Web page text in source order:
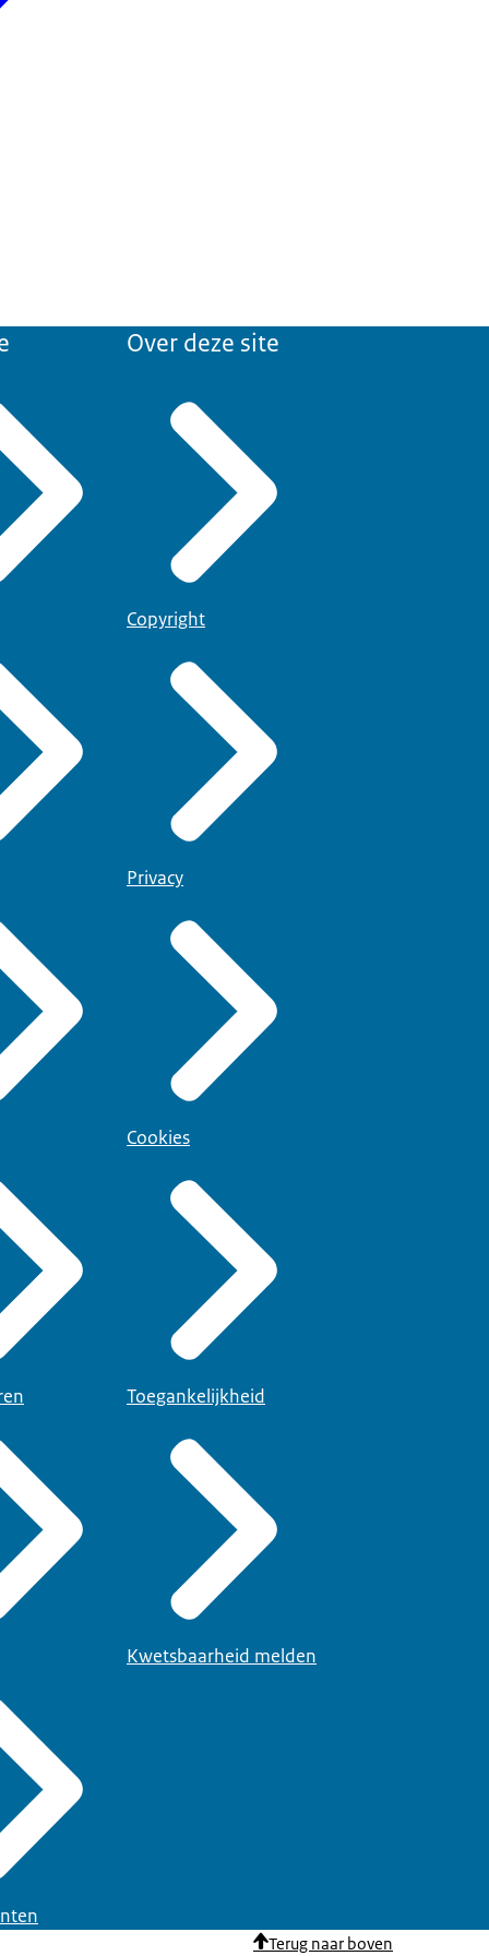
Over deze site
Copyright
Privacy
Cookies
Toegankelijkheid
Kwetsbaarheid melden
Terug naar boven